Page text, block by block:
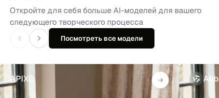
Откройте для себя больше AI-моделей для вашего
следующего творческого процесса
Посмотреть все модели
APIXO